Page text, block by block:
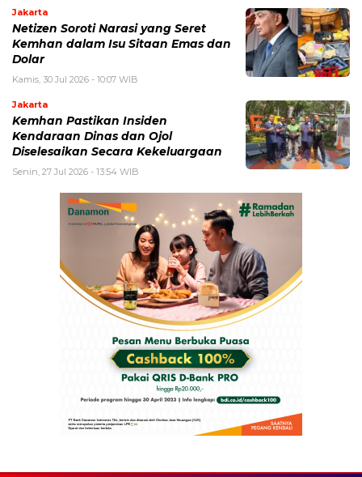
Jakarta
Netizen Soroti Narasi yang Seret
Kemhan dalam Isu Sitaan Emas dan
Dolar
Kamis, 30 Jul 2026 - 10:07 WIB
Jakarta
Kemhan Pastikan Insiden
Kendaraan Dinas dan Ojol
Diselesaikan Secara Kekeluargaan
Senin, 27 Jul 2026 - 13:54 WIB